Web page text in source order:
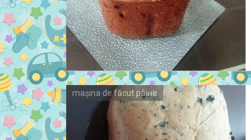
mașina de făcut pâine